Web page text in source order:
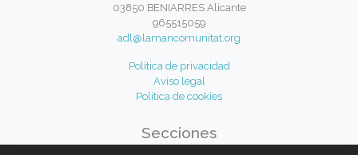
03850 BENIARRES Alicante
965515059
adl@lamancomunitat.org
Política de privacidad
Aviso legal
Política de cookies
Secciones